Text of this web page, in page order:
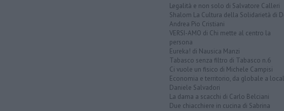
Legalità e non solo di Salvatore Calleri
Shalom La Cultura della Solidarietà di
Andrea Pio Cristiani
VERSI-AMO di Chi mette al centro la
persona
Eureka! di Nausica Manzi
Tabasco senza filtro di Tabasco n.6
Ci vuole un fisico di Michele Campisi
Economia e territorio, da globale a
Daniele Salvadori
La dama a scacchi di Carlo Belciani
Due chiacchiere in cucina di Sabrina